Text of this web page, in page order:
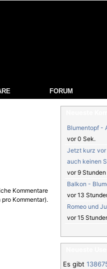
FORUM
Blumentopf -
vor 0 Sek.
Jetzt kurz vor
auch keinen
vor 9
Balkon -
vor 13
Romeo und
vor 15
Es gibt